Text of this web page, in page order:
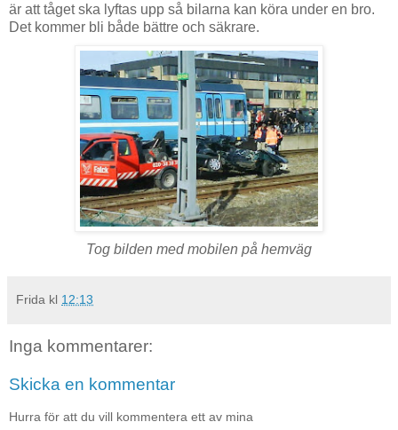
är att tåget ska lyftas upp så bilarna kan köra under en bro.
Det kommer bli både bättre och säkrare.
Tog bilden med mobilen på hemväg
Frida kl 12:13
Inga kommentarer:
Skicka en kommentar
Hurra för att du vill kommentera ett av mina